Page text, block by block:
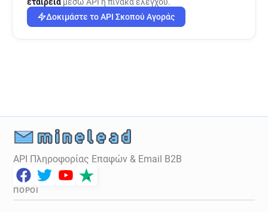
Δοκιμάστε το API Σκοπού Αγοράς
API Πληροφορίας Επαφών & Email B2B
ΠΌΡΟΙ